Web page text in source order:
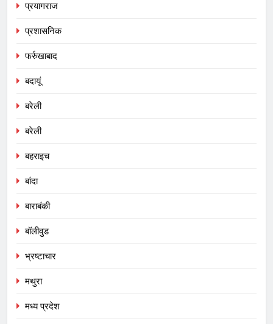
प्रयागराज
प्रशासनिक
फर्रुखाबाद
बदायूं
बरेली
बरेली
बहराइच
बांदा
बाराबंकी
बॉलीवुड
भ्रष्टाचार
मथुरा
मध्य प्रदेश